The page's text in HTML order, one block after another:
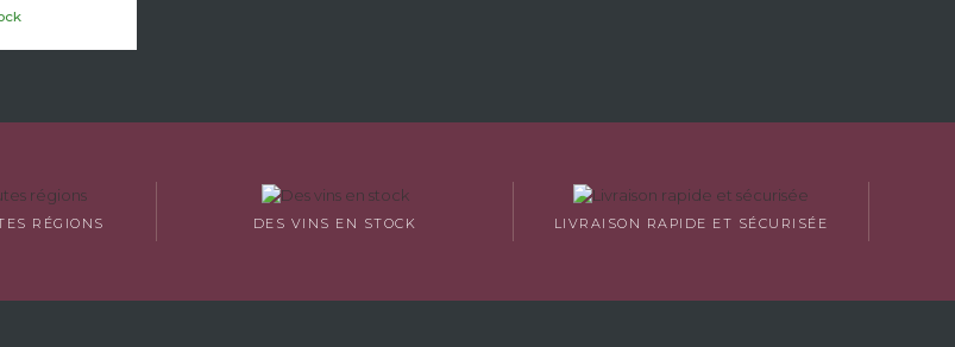
RÉGIONS DES VINS EN STOCK LIVRAISON RAPIDE ET SÉCURISÉE